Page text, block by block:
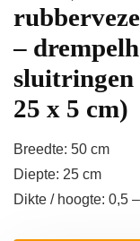
–
sluitringen
25 x 5 cm)
Breedte: 50 cm
Diepte: 25 cm
Dikte / hoogte: 0,5